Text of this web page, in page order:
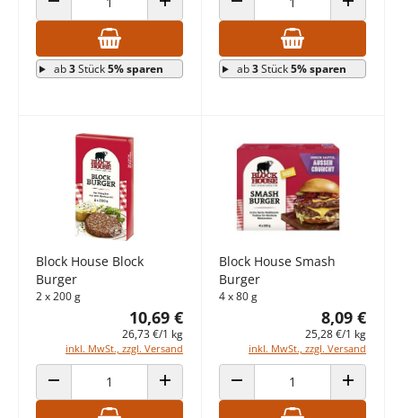
ANZAHL VERRINGERN ANZAHL ERHÖHEN
ab3Stück5% sparen
ANZAHL VERRINGERN ANZAHL
ab3Stück5% sparen
Block House Block
Burger
2 x 200 g
10,69 €
26,73 €/1 kg
inkl. MwSt., zzgl. Versand
ANZAHL VERRINGERN ANZAHL ERHÖHEN
Block House Smash
Burger
4 x 80 g
8,09 €
25,28 €/1 kg
inkl. MwSt., zzgl. Versand
ANZAHL VERRINGERN ANZAHL